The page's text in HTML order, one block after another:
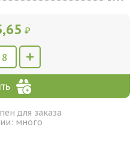
₽
для заказа
много